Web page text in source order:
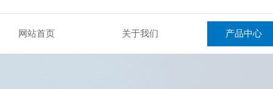
网站首页 关于我们 产品中心